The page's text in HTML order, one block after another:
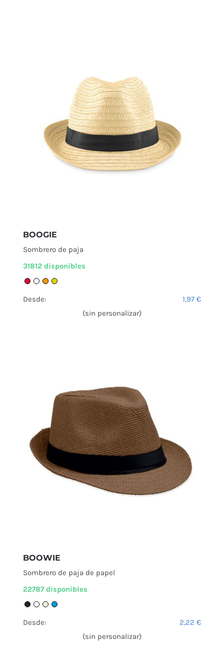
BOOGIE
Sombrero de paja
31812 disponibles
Desde: 1,97 €
(sin personalizar)
BOOWIE
Sombrero de paja de papel
22787 disponibles
Desde: 2,22 €
(sin personalizar)